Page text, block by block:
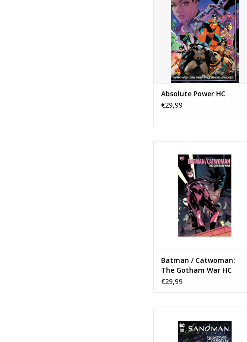
Absolute Power HC
€29,99
Gotham War HC
TOEVOEGEN AAN WINKELWAGEN
Batman / Catwoman:
The Gotham War HC
€29,99
Nightmare Country - The Glass
House HC